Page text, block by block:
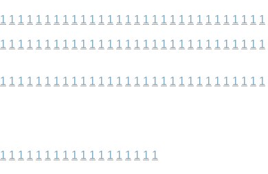
1 1 1 1 1 1 1 1 1 1 1 1 1 1 1 1 1 1 1 1 1 1 1 1 1 1 1 1 1 1
1 1 1 1 1 1 1 1 1 1 1 1 1 1 1 1 1 1 1 1 1 1 1 1 1 1 1 1 1 1
1 1 1 1 1 1 1 1 1 1 1 1 1 1 1 1 1 1 1 1 1 1 1 1 1 1 1 1 1 1
1 1 1 1 1 1 1 1 1 1 1 1 1 1 1 1 1 1